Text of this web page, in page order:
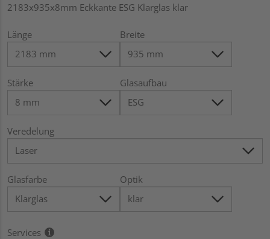
2183x935x8mm Eckkante ESG Klarglas klar
Länge Breite
Stärke Glasaufbau
Veredelung
Glasfarbe Optik
Services